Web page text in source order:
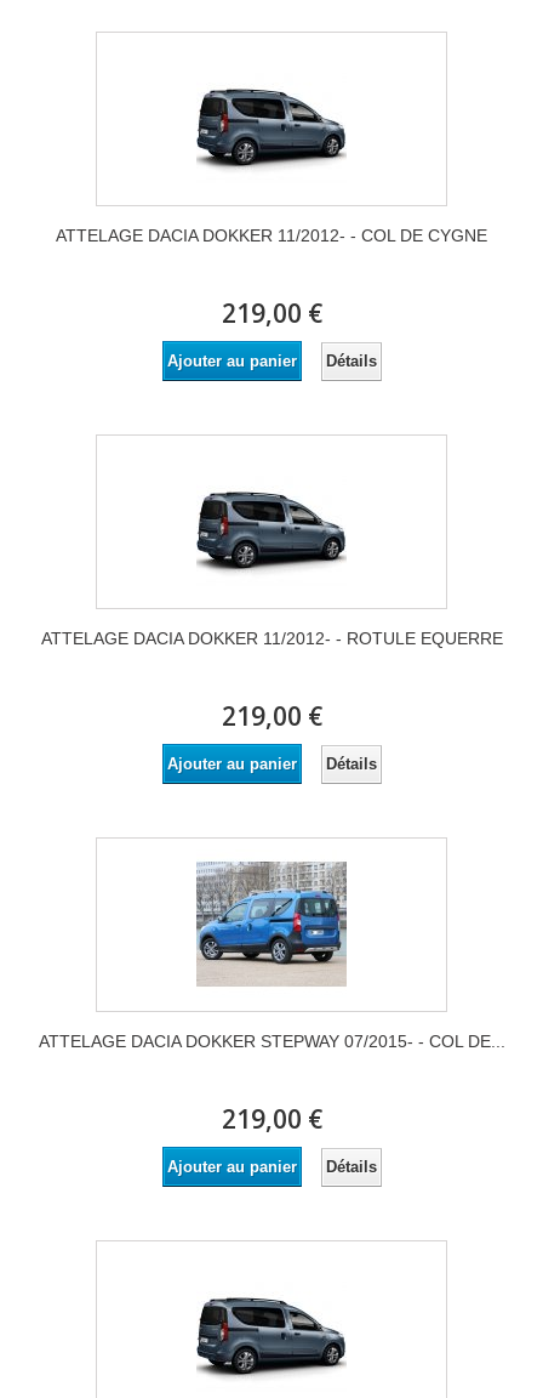
ATTELAGE DACIA DOKKER 11/2012- - COL DE CYGNE
219,00 €
Ajouter au panier Détails
ATTELAGE DACIA DOKKER 11/2012- - ROTULE EQUERRE
219,00 €
Ajouter au panier Détails
ATTELAGE DACIA DOKKER STEPWAY 07/2015- - COL DE...
219,00 €
Ajouter au panier Détails